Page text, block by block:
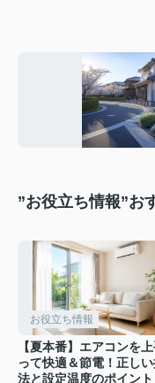
”お役立ち情報”お
お役立ち情報
【夏本番】エアコンを
って快適＆節電！正し
法と設定温度のポイント